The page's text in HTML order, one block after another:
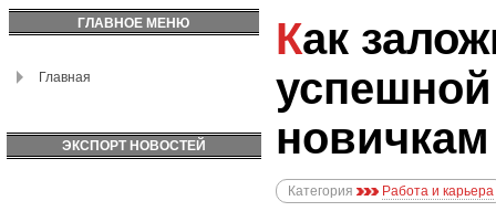
ГЛАВНОЕ МЕНЮ
Главная
ЭКСПОРТ НОВОСТЕЙ
Как заложить фундамент для
новичкам
Категория Работа и карьера